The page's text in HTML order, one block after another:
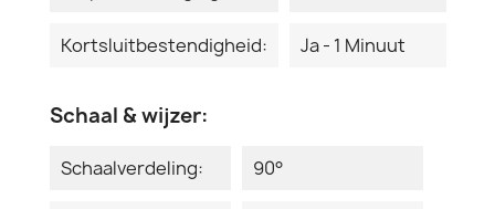
Kortsluitbestendigheid: Ja - 1 Minuut
Schaal & wijzer:
Schaalverdeling: 90°